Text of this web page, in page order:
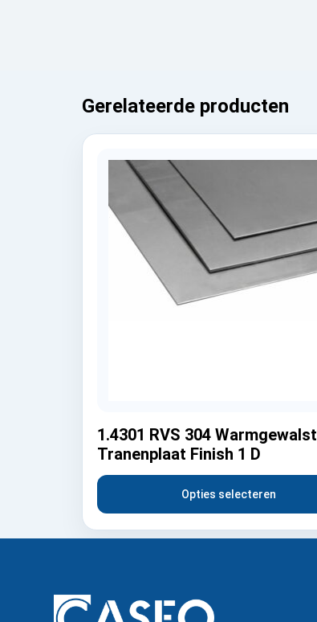
Gerelateerde producten
1.4301 RVS 304 Warmgewalst
Tranenplaat Finish 1 D
Opties selecteren